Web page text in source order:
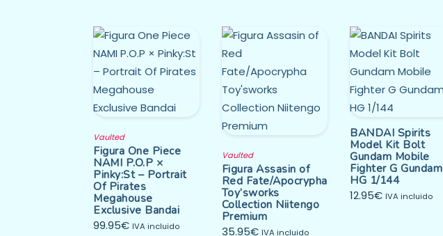
Vaulted
Figura One Piece
NAMI P.O.P ×
Pinky:St – Portrait
Of Pirates
Megahouse
Exclusive Bandai
99.95€ IVA incluido
Vaulted
Figura Assasin of
Red Fate/Apocrypha
Toy’sworks
Collection Niitengo
Premium
35.95€ IVA incluido
BANDAI Spirits
Model Kit Bolt
Gundam Mobile
Fighter G Gundam
HG 1/144
12.95€ IVA incluido